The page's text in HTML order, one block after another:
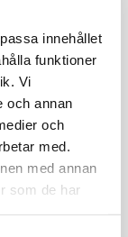
innehållet
funktioner
Vi
och annan
och
med.
med annan
som de har